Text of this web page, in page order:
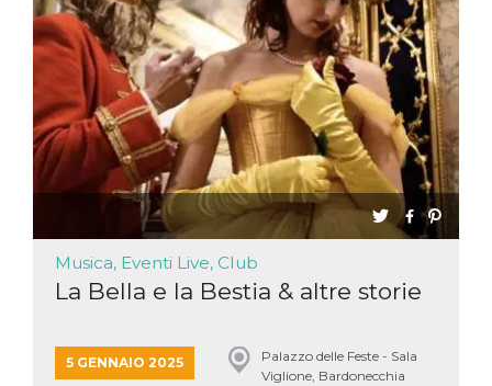
Musica, Eventi Live, Club
La Bella e la Bestia & altre storie
5 GENNAIO 2025
Palazzo delle Feste - Sala
Viglione, Bardonecchia